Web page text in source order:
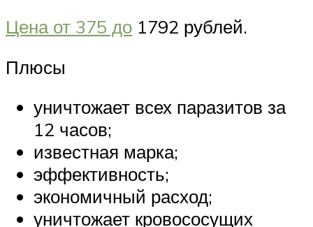
Цена от 375 до 1792 рублей.
Плюсы
уничтожает всех паразитов за
12 часов;
известная марка;
эффективность;
экономичный расход;
уничтожает кровососущих